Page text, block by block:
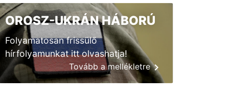
OROSZ-UKRÁN HÁBORÚ
Folyamatosan frissülő
hírfolyamunkat itt olvashatja!
Tovább a mellékletre